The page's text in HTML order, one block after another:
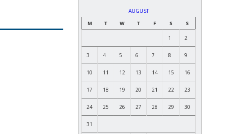
AUGUST
M
T W T F S S
1 2
3 4 5 6 7 8 9
10 11 12 13 14 15 16
17 18 19 20 21 22 23
24 25 26 27 28 29 30
31